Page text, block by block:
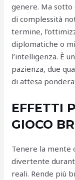
genere. Ma sotto
di complessità
termine,
diplomatiche o
l’intelligenza. È
pazienza, due
di attesa
EFFETTI
GIOCO
Tenere la mente
divertente
reali. Rende più